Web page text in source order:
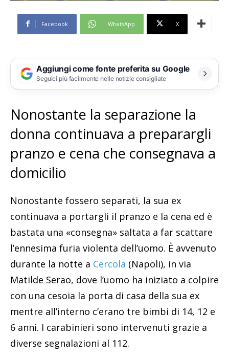
Facebook WhatsApp X
Aggiungi come fonte preferita su Google
Seguici più facilmente nelle notizie consigliate
Nonostante la separazione la
donna continuava a preparargli
pranzo e cena che consegnava a
domicilio
Nonostante fossero separati, la sua ex
continuava a portargli il pranzo e la cena ed è
bastata una «consegna» saltata a far scattare
l’ennesima furia violenta dell’uomo. È avvenuto
durante la notte a Cercola (Napoli), in via
Matilde Serao, dove l’uomo ha iniziato a colpire
con una cesoia la porta di casa della sua ex
mentre all’interno c’erano tre bimbi di 14, 12 e
6 anni. I carabinieri sono intervenuti grazie a
diverse segnalazioni al 112.